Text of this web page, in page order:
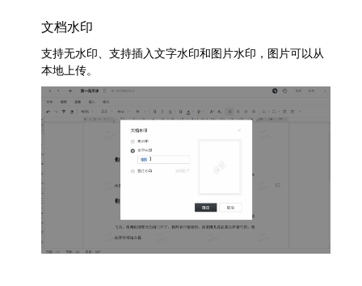
文档水印
支持无水印、支持插入文字水印和图片水印，图片可以从
本地上传。